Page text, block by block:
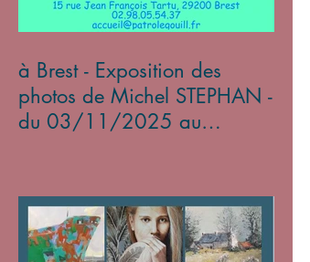
à Brest - Exposition des
photos de Michel STEPHAN -
du 03/11/2025 au